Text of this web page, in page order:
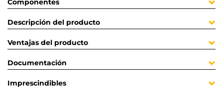
Componentes
Descripción del producto
Ventajas del producto
Documentación
Imprescindibles